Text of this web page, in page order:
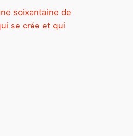
soix­an­taine de
se crée et qui